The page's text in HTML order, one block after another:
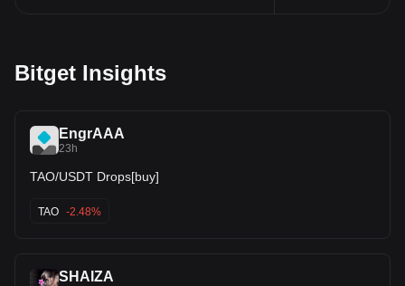
Bitget Insights
EngrAAA
23h
TAO/USDT Drops[buy]
TAO -2.48%
SHAIZA